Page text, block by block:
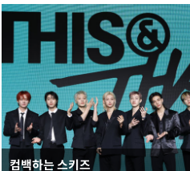
컴백하는 스키즈